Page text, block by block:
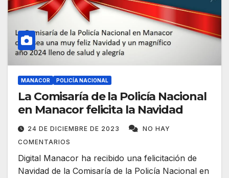
MANACOR POLICÍA NACIONAL
La Comisaría de la Policía Nacional
en Manacor felicita la Navidad
24 DE DICIEMBRE DE 2023
NO HAY
COMENTARIOS
Digital Manacor ha recibido una felicitación de
Navidad de la Comisaría de la Policía Nacional en